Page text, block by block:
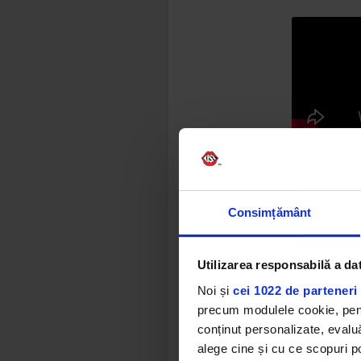
Consimțământ
Utilizarea responsabilă a
Noi și cei 1022 de
precum modulele cookie,
conținut personalizate,
alege cine și cu ce scopuri
masa din
Dessner.
Trupa a
Hyde
și